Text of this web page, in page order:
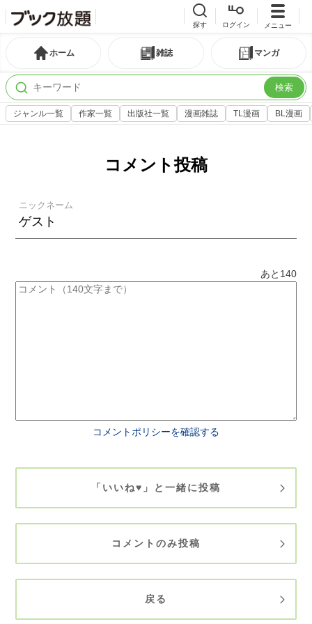
探す ログイン メニュー
ホーム 雑誌 マンガ
検索
ジャンル一覧 作家一覧 出版社一覧 漫画雑誌 TL漫画 BL漫画
コメント投稿
ニックネーム
あと 140
コメントポリシーを確認する
「いいね♥」と一緒に投稿
コメントのみ投稿
戻る